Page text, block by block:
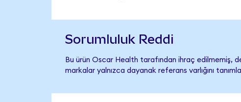
Sorumluluk Reddi
Bu ürün Oscar Health tarafından ihraç edilmemiş,
markalar yalnızca dayanak referans varlığını